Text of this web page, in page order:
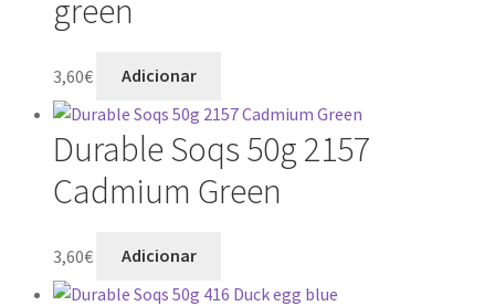
green
3,60€ Adicionar
Durable Soqs 50g 2157
Cadmium Green
3,60€ Adicionar